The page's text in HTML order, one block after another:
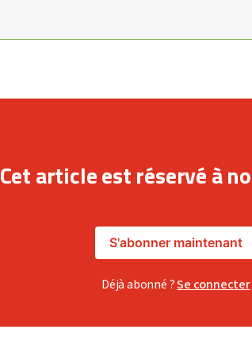
Cet article est réservé à
S'abonner maintenant
Déjà abonné ?Se connecter